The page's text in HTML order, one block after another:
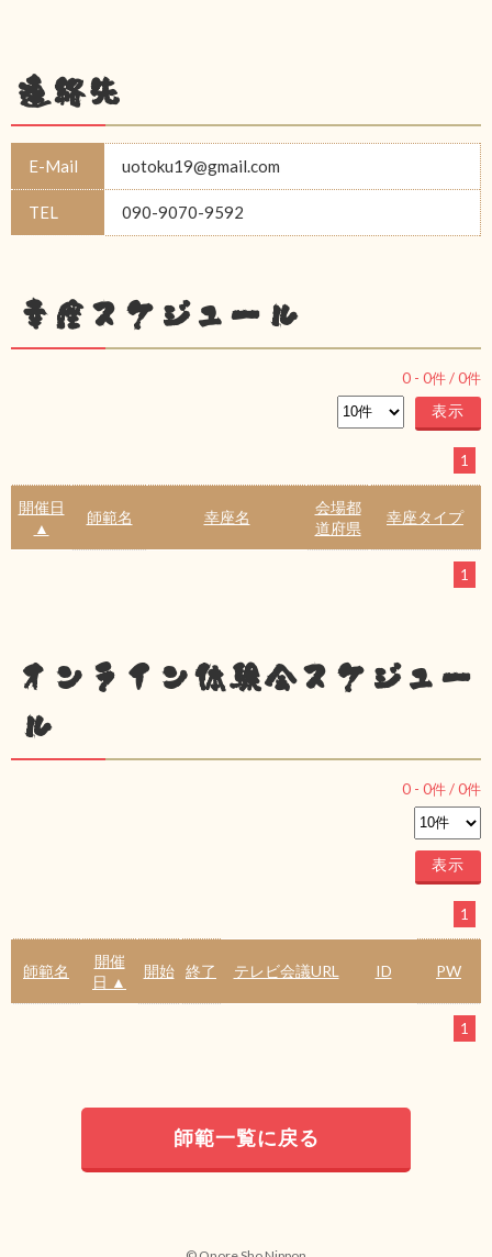
連絡先
E-Mail uotoku19@gmail.com
TEL 090-9070-9592
幸座スケジュール
0 - 0件 /0件
1
開催日
▲
師範名 幸座名
会場都
道府県
幸座タイプ
1
オンライン体験会スケジュー
ル
0 - 0件 /0件
1
師範名
開催
日 ▲
開始 終了 テレビ会議URL ID PW
1
師範一覧に戻る